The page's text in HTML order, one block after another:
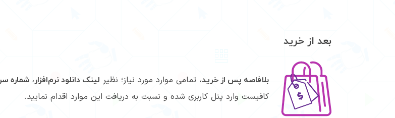
بعد از خرید
بلافاصه پس از خرید، تمامی موارد مورد نیاز؛ نظیر لینک دانلود نرم‌افزار،
کافیست وارد پنل کاربری شده و نسبت به دریافت این موارد اقدام نمایید.